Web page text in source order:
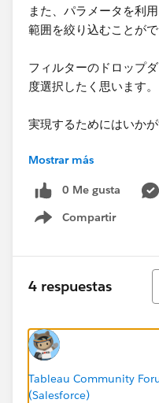
また、パラメータを利
範囲を絞り込むことがで
フィルターのドロップ
度選択したく思います。
実現するためにはいか
ご教示頂きたく思います
何卒よろしくお願い申し
Mostrar más
0 Me gusta
Compartir
Show menu
4 respuestas
Tableau Community
(Salesforce)